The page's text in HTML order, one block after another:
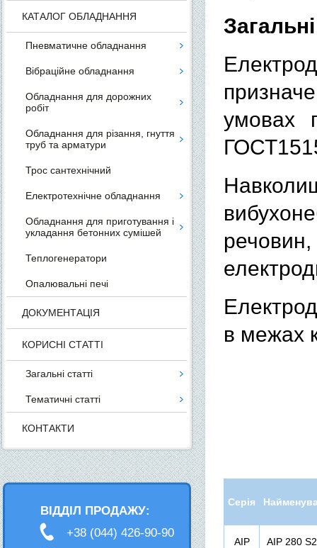
КАТАЛОГ ОБЛАДНАННЯ
Пневматичне обладнання
Вібраційне обладнання
Обладнання для дорожних
робіт
Обладнання для різання, гнуття
труб та арматури
Трос сантехнічний
Електротехнічне обладнання
Обладнання для приготування і
укладання бетонних сумішей
Теплогенератори
Опалювальні печі
ДОКУМЕНТАЦІЯ
КОРИСНІ СТАТТІ
Загальні статті
Тематичні статті
КОНТАКТИ
ВІДДІЛ ПРОДАЖУ:
+38 (044) 426-90-90
умовах
в межах
Серія
АІР АІР 280